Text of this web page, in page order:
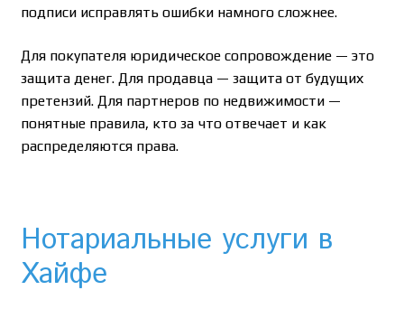
подписи исправлять ошибки намного сложнее.
Для покупателя юридическое сопровождение — это
защита денег. Для продавца — защита от будущих
претензий. Для партнеров по недвижимости —
понятные правила, кто за что отвечает и как
распределяются права.
Нотариальные услуги в
Хайфе